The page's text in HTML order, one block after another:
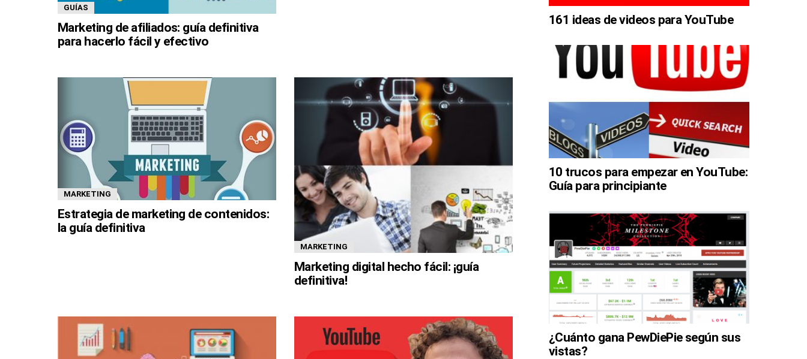
GUÍAS
Marketing de afiliados: guía definitiva
para hacerlo fácil y efectivo
MARKETING
Estrategia de marketing de contenidos:
la guía definitiva
MARKETING
Marketing digital hecho fácil: ¡guía
definitiva!
161 ideas de videos para YouTube
10 trucos para empezar en YouTube:
Guía para principiante
¿Cuánto gana PewDiePie según sus
vistas?